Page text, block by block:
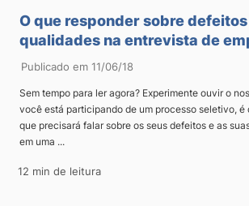
O que responder sobre
qualidades na entrevista de
Publicado em 11/06/18
Sem tempo para ler agora? Experimente ouvir o
você está participando de um processo seletivo, é
que precisará falar sobre os seus defeitos e as
em uma ...
12 min de leitura